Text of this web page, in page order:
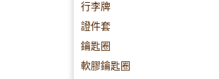
行李牌
證件套
鑰匙圈
軟膠鑰匙圈